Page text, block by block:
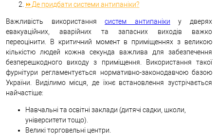
⏩Де придбати системи антипаніки?
Важливість використаннясистем антипаніки у дверях
евакуаційних, аварійних та запасних виходів важко
переоцінити. В критичний момент в приміщеннях з великою
кількістю людей кожна секунда важлива для забезпечення
безперешкодного виходу з приміщення. Використання такої
фурнітури регламентується нормативно-законодавчою базою
України. Виділимо місця, де їхнє встановлення зустрічається
найчастіше:
Навчальні та освітні заклади (дитячі садки, школи,
університети тощо).
Великі торговельні центри.